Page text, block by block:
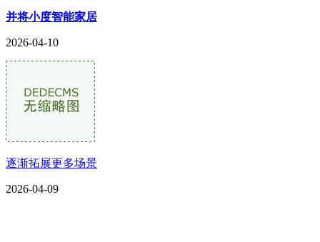
并将小度智能家居
2026-04-10
逐渐拓展更多场景
2026-04-09